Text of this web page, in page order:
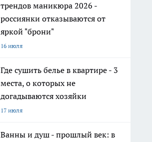
трендов маникюра 2026 -
россиянки отказываются от
яркой "брони"
16 июля
Где сушить белье в квартире - 3
места, о которых не
догадываются хозяйки
17 июля
Ванны и душ - прошлый век: в